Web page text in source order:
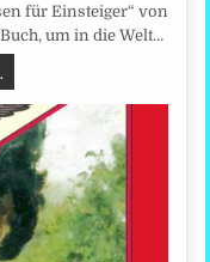
für Einsteiger“ von
um in die Welt…